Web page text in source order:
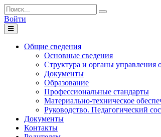
Войти
Toggle
navigation
Общие сведения
Основные сведения
Структура и органы управления
Документы
Образование
Профессиональные стандарты
Материально-техническое
Руководство. Педагогический
Документы
Контакты